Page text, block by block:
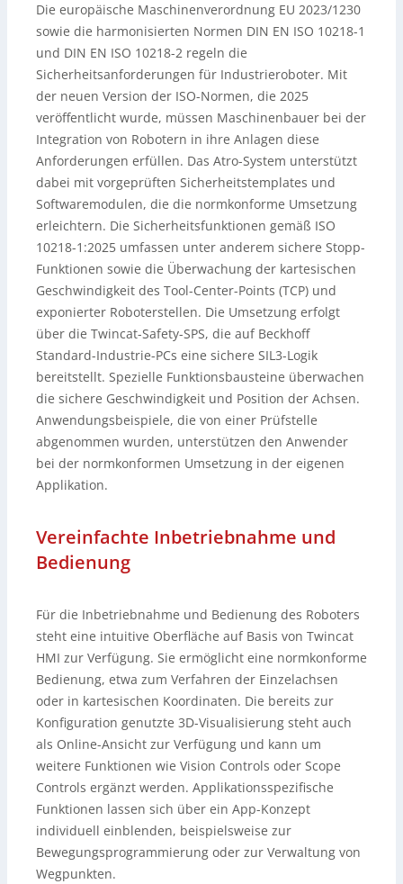
Die europäische Maschinenverordnung EU 2023/1230
sowie die harmonisierten Normen DIN EN ISO 10218-1
und DIN EN ISO 10218-2 regeln die
Sicherheitsanforderungen für Industrieroboter. Mit
der neuen Version der ISO-Normen, die 2025
veröffentlicht wurde, müssen Maschinenbauer bei der
Integration von Robotern in ihre Anlagen diese
Anforderungen erfüllen. Das Atro-System unterstützt
dabei mit vorgeprüften Sicherheitstemplates und
Softwaremodulen, die die normkonforme Umsetzung
erleichtern. Die Sicherheitsfunktionen gemäß ISO
10218-1:2025 umfassen unter anderem sichere Stopp-
Funktionen sowie die Überwachung der kartesischen
Geschwindigkeit des Tool-Center-Points (TCP) und
exponierter Roboterstellen. Die Umsetzung erfolgt
über die Twincat-Safety-SPS, die auf Beckhoff
Standard-Industrie-PCs eine sichere SIL3-Logik
bereitstellt. Spezielle Funktionsbausteine überwachen
die sichere Geschwindigkeit und Position der Achsen.
Anwendungsbeispiele, die von einer Prüfstelle
abgenommen wurden, unterstützen den Anwender
bei der normkonformen Umsetzung in der eigenen
Applikation.
Vereinfachte Inbetriebnahme und
Bedienung
Für die Inbetriebnahme und Bedienung des Roboters
steht eine intuitive Oberfläche auf Basis von Twincat
HMI zur Verfügung. Sie ermöglicht eine normkonforme
Bedienung, etwa zum Verfahren der Einzelachsen
oder in kartesischen Koordinaten. Die bereits zur
Konfiguration genutzte 3D-Visualisierung steht auch
als Online-Ansicht zur Verfügung und kann um
weitere Funktionen wie Vision Controls oder Scope
Controls ergänzt werden. Applikationsspezifische
Funktionen lassen sich über ein App-Konzept
individuell einblenden, beispielsweise zur
Bewegungsprogrammierung oder zur Verwaltung von
Wegpunkten.